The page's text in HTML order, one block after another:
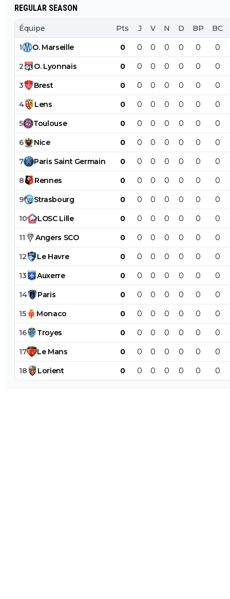
REGULAR SEASON
Équipe Pts J V N D BP BC
1 O. Marseille 0 0 0 0 0 0 0
2 O. Lyonnais 0 0 0 0 0 0 0
3 Brest 0 0 0 0 0 0 0
4 Lens 0 0 0 0 0 0 0
5 Toulouse 0 0 0 0 0 0 0
6 Nice 0 0 0 0 0 0 0
7 Paris Saint Germain 0 0 0 0 0 0 0
8 Rennes 0 0 0 0 0 0 0
9 Strasbourg 0 0 0 0 0 0 0
10 LOSC Lille 0 0 0 0 0 0 0
11 Angers SCO 0 0 0 0 0 0 0
12 Le Havre 0 0 0 0 0 0 0
13 Auxerre 0 0 0 0 0 0 0
14 Paris 0 0 0 0 0 0 0
15 Monaco 0 0 0 0 0 0 0
16 Troyes 0 0 0 0 0 0 0
17 Le Mans 0 0 0 0 0 0 0
18 Lorient 0 0 0 0 0 0 0